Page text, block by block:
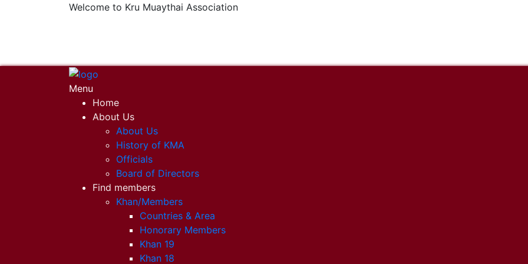
Welcome to Kru Muaythai Association
Menu
Home
About Us
About Us
History of KMA
Officials
Board of Directors
Find members
Khan/Members
Countries & Area
Honorary Members
Khan 19
Khan 18